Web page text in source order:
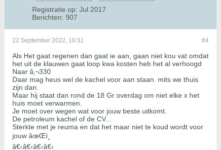
Registratie op: Jul 2017
Berichten: 907
#4
22 September 2022, 16:31
Als Het gaat regenen dan gaat ie aan, gaan niet kou vat omdat
het uit de klauwen gaat loop kwa kosten heb het al verhoogd
Naar â‚¬330
Daar mag heus wel de kachel voor aan staan. mits we thuis
zijn dan.
Maar hij staat dan rond de 18 Gr overdag om niet elke x het
huis moet verwarmen.
Je moet over wegen wat voor jouw beste uitkomt.
De petroleum kachel of de CV...
Sterkte met je reuma en dat het maar niet te koud wordt voor
jouw âœŒï¸
â€‹â€‹â€‹â€‹